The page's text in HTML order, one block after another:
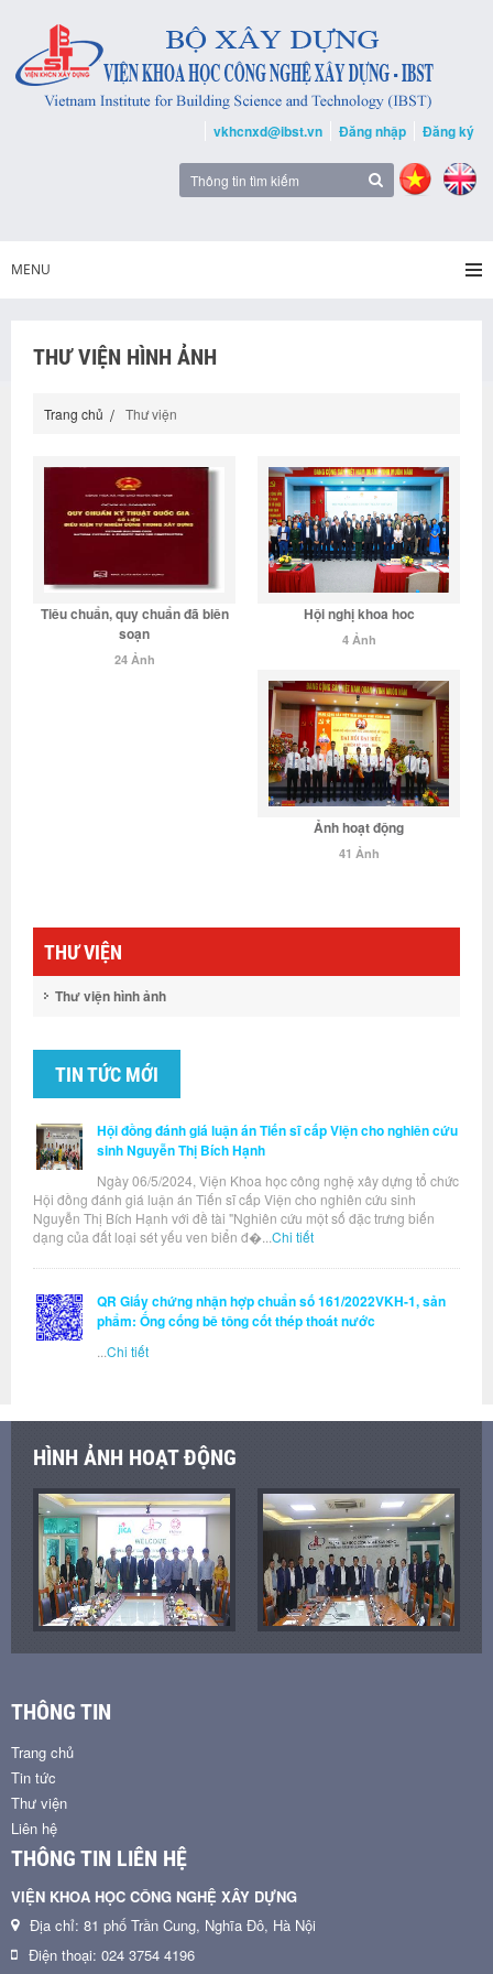
vkhcnxd@ibst.vn Đăng nhập Đăng ký
MENU
THƯ VIỆN HÌNH ẢNH
Trang chủ Thư viện
Tiêu chuẩn, quy chuẩn đã biên
soạn
24 Ảnh
Hội nghị khoa hoc
4 Ảnh
Ảnh hoạt động
41 Ảnh
THƯ VIỆN
Thư viện hình ảnh
TIN TỨC MỚI
Hội đồng đánh giá luận án Tiến sĩ cấp Viện cho nghiên cứu
sinh Nguyễn Thị Bích Hạnh
Ngày 06/5/2024, Viện Khoa học công nghệ xây dựng tổ chức
Hội đồng đánh giá luận án Tiến sĩ cấp Viện cho nghiên cứu sinh
Nguyễn Thị Bích Hạnh với đề tài "Nghiên cứu một số đặc trưng biến
dạng của đất loại sét yếu ven biển đ�... Chi tiết
QR Giấy chứng nhận hợp chuẩn số 161/2022VKH-1, sản
phẩm: Ống cống bê tông cốt thép thoát nước
Chi tiết
HÌNH ẢNH HOẠT ĐỘNG
THÔNG TIN
Trang chủ
Tin tức
Thư viện
Liên hệ
THÔNG TIN LIÊN HỆ
VIỆN KHOA HỌC CÔNG NGHỆ XÂY DỰNG
Địa chỉ: 81 phố Trần Cung, Nghĩa Đô, Hà Nội
Điện thoại: 024 3754 4196